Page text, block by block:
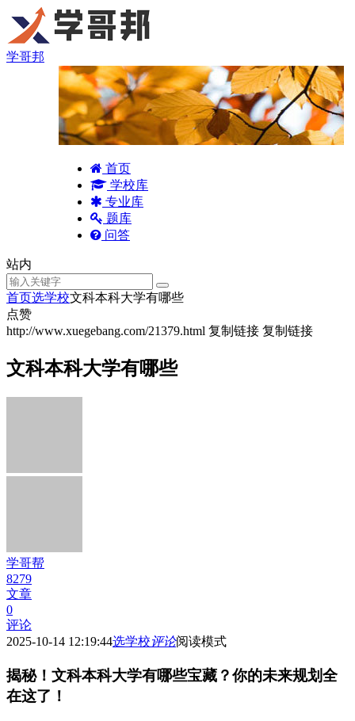
学哥邦
首页
学校库
专业库
题库
问答
站内
首页选学校文科本科大学有哪些
点赞
http://www.xuegebang.com/21379.html 复制链接 复制链接
文科本科大学有哪些
学哥帮
8279
文章
0
评论
2025-10-14 12:19:44选学校评论阅读模式
揭秘！文科本科大学有哪些宝藏？你的未来规划全
在这了！